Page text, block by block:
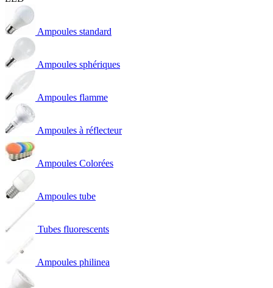
Ampoules standard
Ampoules sphériques
Ampoules flamme
Ampoules à réflecteur
Ampoules Colorées
Ampoules tube
Tubes fluorescents
Ampoules philinea